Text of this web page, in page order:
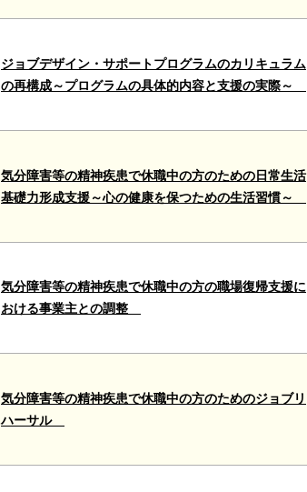
ジョブデザイン・サポートプログラムのカリキュラム
の再構成～プログラムの具体的内容と支援の実際～
気分障害等の精神疾患で休職中の方のための日常生活
基礎力形成支援～心の健康を保つための生活習慣～
気分障害等の精神疾患で休職中の方の職場復帰支援に
おける事業主との調整
気分障害等の精神疾患で休職中の方のためのジョブリ
ハーサル